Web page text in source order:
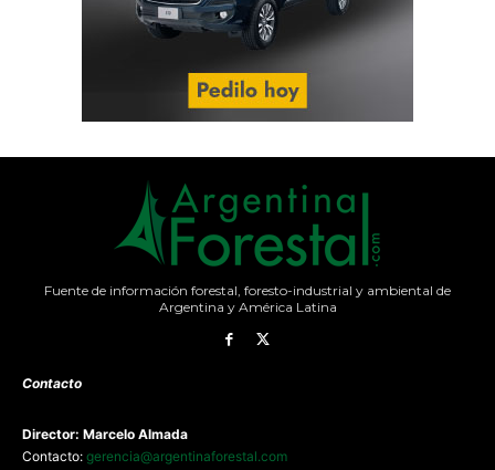
Fuente de información forestal, foresto-industrial y ambiental de
Argentina y América Latina
Contacto
Director: Marcelo Almada
Contacto: gerencia@argentinaforestal.com